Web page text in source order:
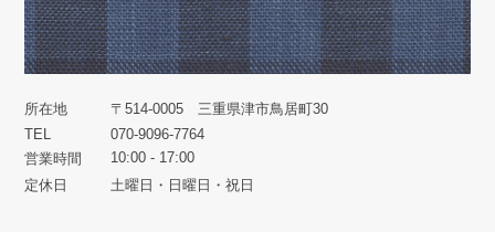
所在地
〒514-0005 三重県津市鳥居町30
TEL
070-9096-7764
営業時間
10:00 - 17:00
定休日
土曜日・日曜日・祝日